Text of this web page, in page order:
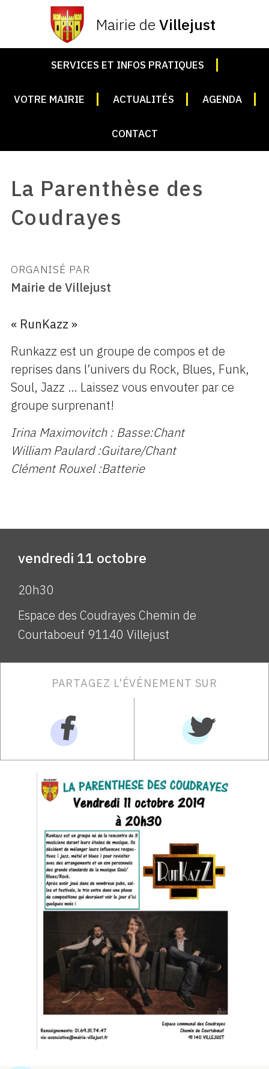
Mairie de Villejust
SERVICES ET INFOS PRATIQUES
VOTRE MAIRIE ACTUALITÉS AGENDA
CONTACT
La Parenthèse des
Coudrayes
ORGANISÉ PAR
Mairie de Villejust
« RunKazz »
Runkazz est un groupe de compos et de
reprises dans l’univers du Rock, Blues, Funk,
Soul, Jazz … Laissez vous envouter par ce
groupe surprenant!
Irina Maximovitch : Basse:Chant
William Paulard :Guitare/Chant
Clément Rouxel :Batterie
vendredi 11 octobre
20h30
Espace des Coudrayes Chemin de
Courtaboeuf 91140 Villejust
PARTAGEZ L'ÉVÉNEMENT SUR